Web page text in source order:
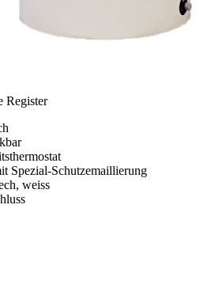
Register
Spezial-Schutzemaillierung
weiss